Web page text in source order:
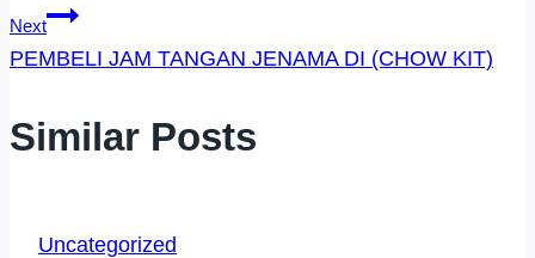
Next
PEMBELI JAM TANGAN JENAMA DI (CHOW KIT)
Similar Posts
Uncategorized